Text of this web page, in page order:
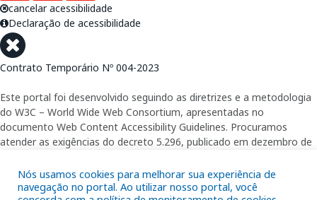
Nós usamos cookies para melhorar sua experiência de
navegação no portal. Ao utilizar nosso portal, você
cancelar acessibilidade
Declaração de acessibilidade
Contrato Temporário Nº 004-2023
Este portal foi desenvolvido seguindo as diretrizes e a metodologia
do W3C – World Wide Web Consortium, apresentadas no
documento Web Content Accessibility Guidelines. Procuramos
atender as exigências do decreto 5.296, publicado em dezembro de
eletrônicos da administração pública na rede mundial de
computadores para o uso das pessoas com necessidades especiais,